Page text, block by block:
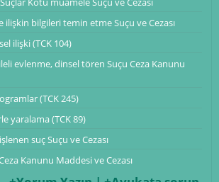
bilgileri temin etme Suçu ve Cezası
ilişki (TCK 104)
evlenme, dinsel tören Suçu Ceza Kanunu
(TCK 245)
yaralama (TCK 89)
suç Suçu ve Cezası
Kanunu Maddesi ve Cezası